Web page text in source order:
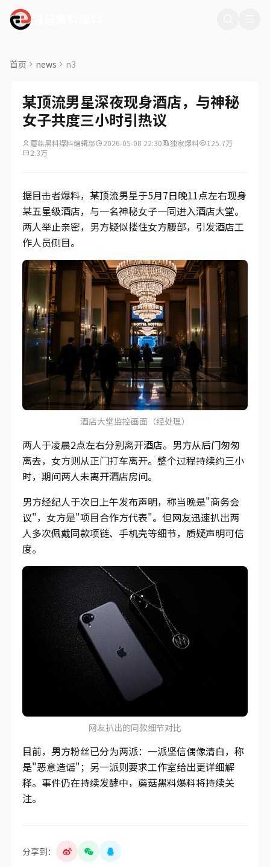
首页 news n3
某顶流男星深夜现身酒店，与神秘
女子共度三小时引热议
蘑菇黑料爆料编辑部 2026-05-08 22:30 独家爆料
125.7万
2.3万
据目击者爆料，某顶流男星于5月7日晚11点左右现身
某五星级酒店，与一名神秘女子一同进入酒店大堂。
两人举止亲密，男方疑似搂住女方腰部，引发酒店工
作人员侧目。
酒店大堂监控画面（经处理）
两人于凌晨2点左右分别离开酒店。男方从后门匆匆
离去，女方则从正门打车离开。整个过程持续约三小
时，期间两人未离开酒店房间。
男方经纪人于次日上午发布声明，称当晚是"商务会
议"，女方是"项目合作方代表"。但网友迅速扒出两
人多次佩戴同款项链、手机壳等细节，质疑声明可信
度。
网友扒出的同款细节对比
目前，男方粉丝已分为两派：一派坚信偶像清白，称
是"恶意造谣"；另一派则要求工作室给出更详细解
释。事件仍在持续发酵中，蘑菇黑料爆料将持续关
注。
分享到：